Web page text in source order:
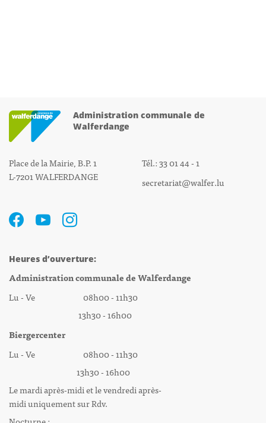
Administration communale de
Walferdange
Place de la Mairie, B.P. 1
L-7201 WALFERDANGE
Tél.: 33 01 44 - 1
secretariat@walfer.lu
Heures d’ouverture:
Administration communale de Walferdange
Lu - Ve 08h00 - 11h30
13h30 - 16h00
Biergercenter
Lu - Ve 08h00 - 11h30
13h30 - 16h00
Le mardi après-midi et le vendredi après-
midi uniquement sur Rdv.